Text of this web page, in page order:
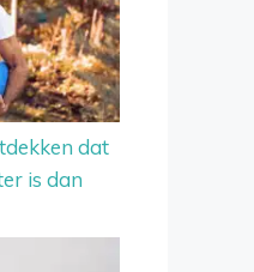
dat
is dan